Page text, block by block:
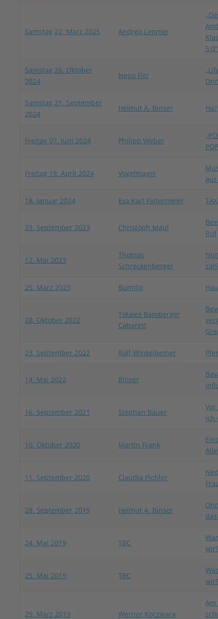
Samstag 22. März 2025 Andrea Limmer
5.0″
Samstag 26. Oktober
2024
Nepo Fitz
Samstag 21. September
2024
Helmut A. Binser Ha?
Freitag 07. Juni 2024 Philipp Weber
Freitag 19. April 2024 Vogelmayer
18. Januar 2024 Eva Karl Faltermeier
23. September 2023 Christoph Maul
Ruf
12. Mai 2023
Thomas
Schreckenberger
25. März 2023 Bumillo
28. Oktober 2022
Totales Bamberger
Cabarett
23. September 2022 Ralf Winkelbeiner
14. Mai 2022 Binser
16. September 2021 Stephan Bauer
Vor
ich
10. Oktober 2020 Martin Frank
11. September 2020 Claudia Pichler
28. September 2019 Helmut A. Binser
24. Mai 2019 TBC
wir?
25. Mai 2019 TBC
wir?
29. März 2019 Werner Koczwara
Am